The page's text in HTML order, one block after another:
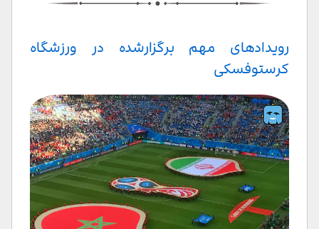
رویدادهای مهم برگزارشده در ورزشگاه
کرستوفسکی